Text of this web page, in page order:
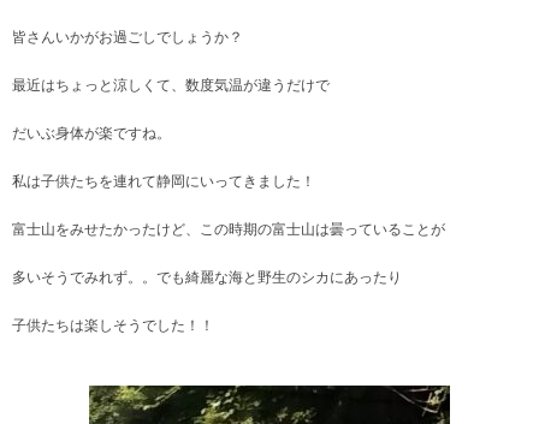
皆さんいかがお過ごしでしょうか？
最近はちょっと涼しくて、数度気温が違うだけで
だいぶ身体が楽ですね。
私は子供たちを連れて静岡にいってきました！
富士山をみせたかったけど、この時期の富士山は曇っていることが
多いそうでみれず。。でも綺麗な海と野生のシカにあったり
子供たちは楽しそうでした！！